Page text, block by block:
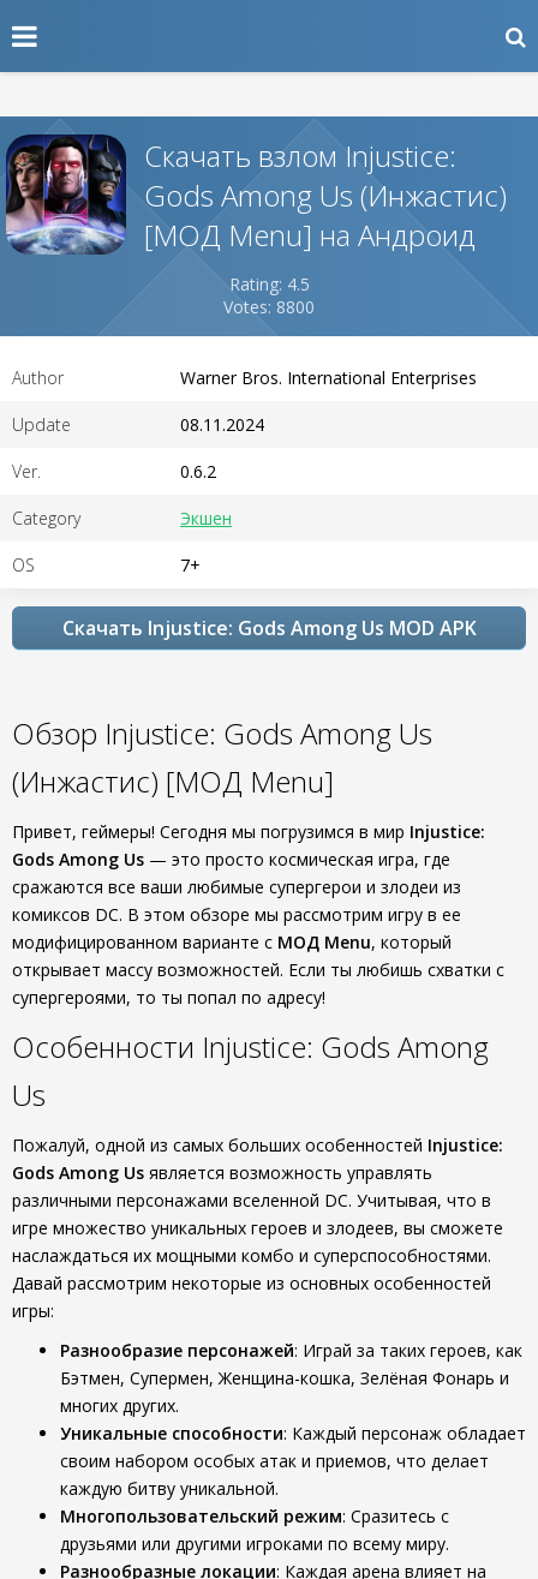
Скачать взлом Injustice:
Gods Among Us (Инжастис)
[МОД Menu] на Андроид
Rating: 4.5
Votes: 8800
Author Warner Bros. International Enterprises
Update 08.11.2024
Ver. 0.6.2
Category Экшен
OS 7+
Скачать Injustice: Gods Among Us MOD APK
Обзор Injustice: Gods Among Us
(Инжастис) [МОД Menu]
Привет, геймеры! Сегодня мы погрузимся в мир Injustice:
Gods Among Us — это просто космическая игра, где
сражаются все ваши любимые супергерои и злодеи из
комиксов DC. В этом обзоре мы рассмотрим игру в ее
модифицированном варианте с МОД Menu, который
открывает массу возможностей. Если ты любишь схватки с
супергероями, то ты попал по адресу!
Особенности Injustice: Gods Among
Us
Пожалуй, одной из самых больших особенностей Injustice:
Gods Among Us является возможность управлять
различными персонажами вселенной DC. Учитывая, что в
игре множество уникальных героев и злодеев, вы сможете
наслаждаться их мощными комбо и суперспособностями.
Давай рассмотрим некоторые из основных особенностей
игры:
Разнообразие персонажей: Играй за таких героев, как
Бэтмен, Супермен, Женщина-кошка, Зелёная Фонарь и
многих других.
Уникальные способности: Каждый персонаж обладает
своим набором особых атак и приемов, что делает
каждую битву уникальной.
Многопользовательский режим: Сразитесь с
друзьями или другими игроками по всему миру.
Разнообразные локации: Каждая арена влияет на